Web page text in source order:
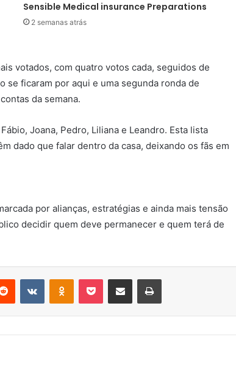
Sensible Medical insurance Preparations
2 semanas atrás
votados, com quatro votos cada, seguidos de
se ficaram por aqui e uma segunda ronda de
da semana.
Joana, Pedro, Liliana e Leandro. Esta lista
dado que falar dentro da casa, deixando os fãs em
por alianças, estratégias e ainda mais tensão
decidir quem deve permanecer e quem terá de
Reddit VKontakteOdnoklassniki
Pocket Partilhar Via Email Imprimir